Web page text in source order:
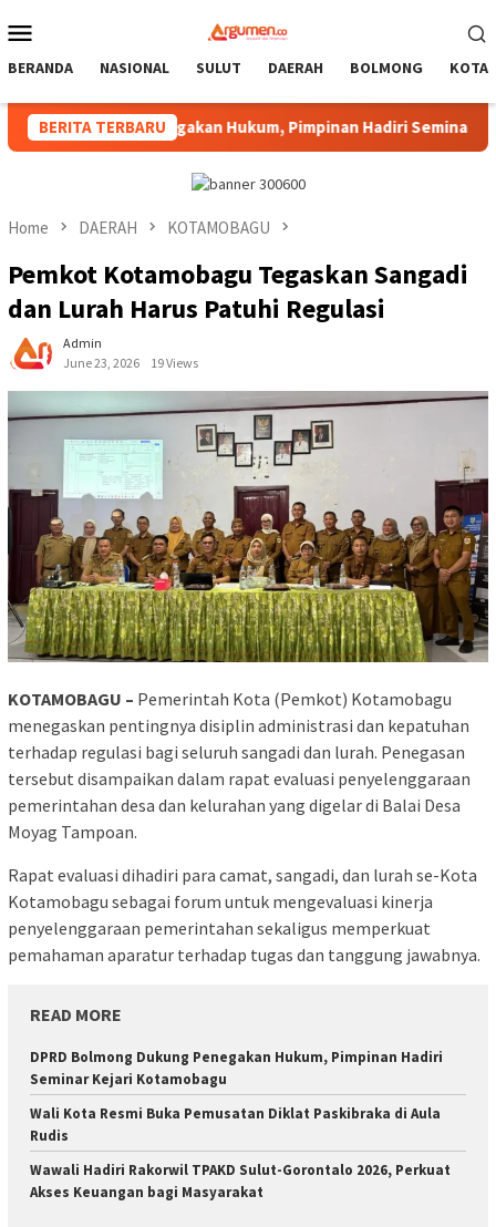
to
Menu
BERANDA NASIONAL SULUT DAERAH BOLMONG
BERITA TERBARU
Penegakan Hukum, Pimpinan Hadiri Seminar Kejari
Home DAERAH KOTAMOBAGU
Pemkot Kotamobagu Tegaskan Sangadi
dan Lurah Harus Patuhi Regulasi
Admin
June 23, 2026
19 Views
KOTAMOBAGU – Pemerintah Kota (Pemkot) Kotamobagu
menegaskan pentingnya disiplin administrasi dan kepatuhan
terhadap regulasi bagi seluruh sangadi dan lurah. Penegasan
tersebut disampaikan dalam rapat evaluasi penyelenggaraan
pemerintahan desa dan kelurahan yang digelar di Balai Desa
Moyag Tampoan.
Rapat evaluasi dihadiri para camat, sangadi, dan lurah se-Kota
Kotamobagu sebagai forum untuk mengevaluasi kinerja
penyelenggaraan pemerintahan sekaligus memperkuat
pemahaman aparatur terhadap tugas dan tanggung jawabnya.
READ MORE
DPRD Bolmong Dukung Penegakan Hukum, Pimpinan Hadiri
Seminar Kejari Kotamobagu
Wali Kota Resmi Buka Pemusatan Diklat Paskibraka di Aula
Rudis
Wawali Hadiri Rakorwil TPAKD Sulut-Gorontalo 2026, Perkuat
Akses Keuangan bagi Masyarakat